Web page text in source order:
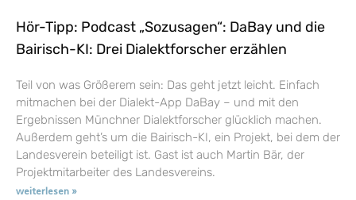
Hör-Tipp: Podcast „Sozusagen“: DaBay und die
Bairisch-KI: Drei Dialektforscher erzählen
Teil von was Größerem sein: Das geht jetzt leicht. Einfach
mitmachen bei der Dialekt-App DaBay – und mit den
Ergebnissen Münchner Dialektforscher glücklich machen.
Außerdem geht’s um die Bairisch-KI, ein Projekt, bei dem der
Landesverein beteiligt ist. Gast ist auch Martin Bär, der
Projektmitarbeiter des Landesvereins.
weiterlesen »